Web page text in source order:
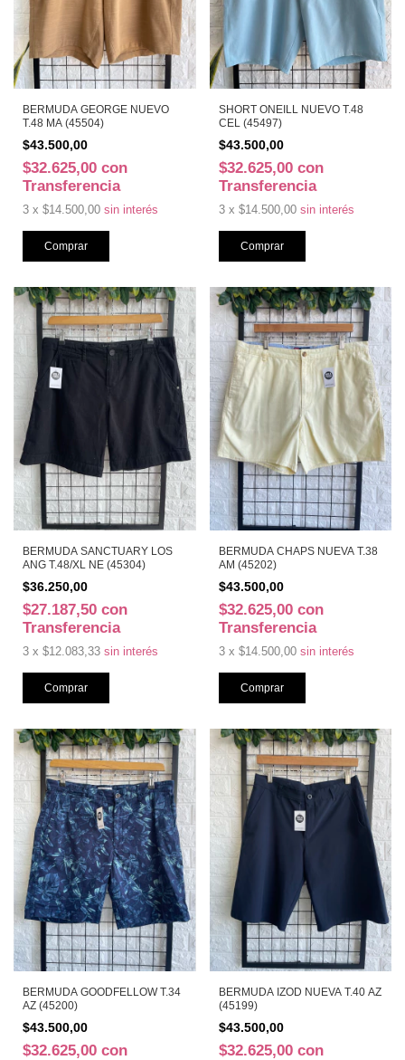
BERMUDA GEORGE NUEVO
T.48 MA (45504)
$43.500,00
$32.625,00 con
Transferencia
3 x $14.500,00 sin interés
SHORT ONEILL NUEVO T.48
CEL (45497)
$43.500,00
$32.625,00 con
Transferencia
3 x $14.500,00 sin interés
BERMUDA SANCTUARY LOS
ANG T.48/XL NE (45304)
$36.250,00
$27.187,50 con
Transferencia
3 x $12.083,33 sin interés
BERMUDA CHAPS NUEVA T.38
AM (45202)
$43.500,00
$32.625,00 con
Transferencia
3 x $14.500,00 sin interés
BERMUDA GOODFELLOW T.34
AZ (45200)
$43.500,00
$32.625,00 con
BERMUDA IZOD NUEVA T.40 AZ
(45199)
$43.500,00
$32.625,00 con